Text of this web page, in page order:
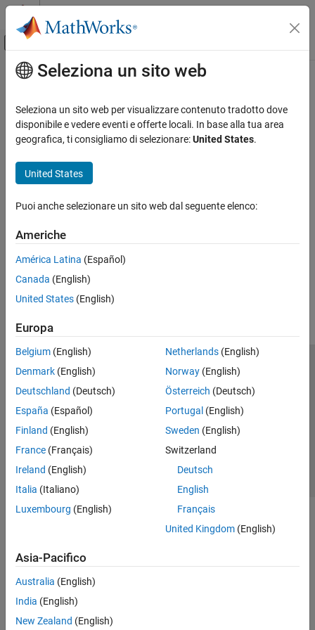
Vai al contenuto
Attiva/disattiva menu di navigazione
Pagina iniziale della documentazione
Contenuto principale
Seleziona un sito web
Seleziona un sito web per visualizzare contenuto tradotto dove
disponibile e vedere eventi e offerte locali. In base alla tua area
geografica, ti consigliamo di selezionare:United States.
United States
Puoi anche selezionare un sito web dal seguente elenco:
Americhe
América Latina (Español)
Canada (English)
United States (English)
Europa
Belgium (English)
Denmark (English)
Deutschland (Deutsch)
España (Español)
Finland (English)
France (Français)
Ireland (English)
Italia (Italiano)
Luxembourg (English)
Netherlands(English)
Norway(English)
Österreich (Deutsch)
Portugal (English)
Sweden (English)
Switzerland
Deutsch
English
Français
United Kingdom(English)
Asia-Pacifico
Australia (English)
India (English)
New Zealand (English)
Centro di fiducia
Informativa sulla privacy
Antipirateria
Stato dell'applicazione
Contatti
© 1994-2026 The MathWorks, Inc.